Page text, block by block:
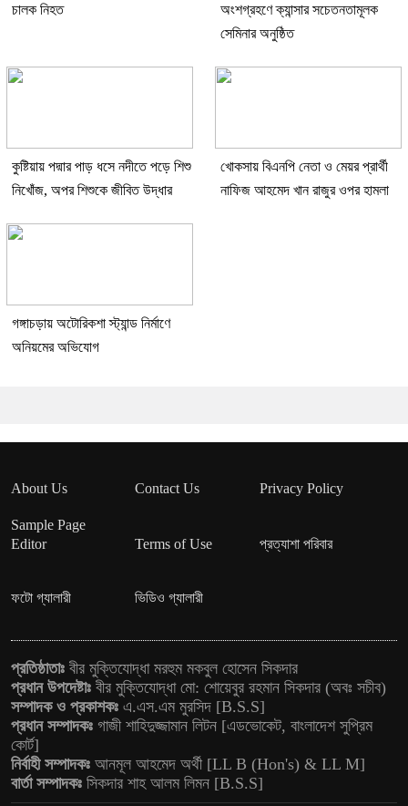
চালক নিহত
অংশগ্রহণে ক্যান্সার সচেতনতামূলক
সেমিনার অনুষ্ঠিত
কুষ্টিয়ায় পদ্মার পাড় ধসে নদীতে পড়ে শিশু
নিখোঁজ, অপর শিশুকে জীবিত উদ্ধার
খোকসায় বিএনপি নেতা ও মেয়র প্রার্থী
নাফিজ আহমেদ খান রাজুর ওপর হামলা
গঙ্গাচড়ায় অটোরিকশা স্ট্যান্ড নির্মাণে
অনিয়মের অভিযোগ
About Us Contact Us Privacy Policy
Sample Page
Editor
Terms of Use প্রত্যাশা পরিবার
ফটো গ্যালারী ভিডিও গ্যালারী
প্রতিষ্ঠাতাঃ বীর মুক্তিযোদ্ধা মরহুম মকবুল হোসেন সিকদার
প্রধান উপদেষ্টাঃ বীর মুক্তিযোদ্ধা মো: শোয়েবুর রহমান সিকদার (অবঃ সচীব)
সম্পাদক ও প্রকাশকঃ এ.এস.এম মুরসিদ [B.S.S]
প্রধান সম্পাদকঃ গাজী শাহিদুজ্জামান লিটন [এডভোকেট, বাংলাদেশ সুপ্রিম
কোর্ট]
নির্বাহী সম্পাদকঃ আনমূল আহমেদ অর্থী [LL B (Hon's) & LL M]
বার্তা সম্পাদকঃ সিকদার শাহ আলম লিমন [B.S.S]